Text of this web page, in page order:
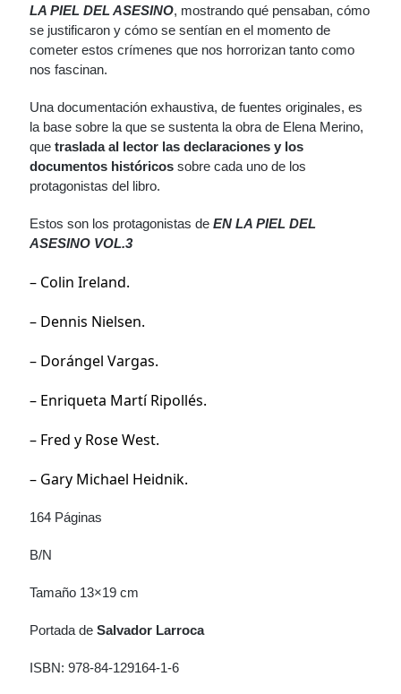
LA PIEL DEL ASESINO, mostrando qué pensaban, cómo
se justificaron y cómo se sentían en el momento de
cometer estos crímenes que nos horrorizan tanto como
nos fascinan.
Una documentación exhaustiva, de fuentes originales, es
la base sobre la que se sustenta la obra de Elena Merino,
quetraslada al lector las declaraciones y los
documentos históricos sobre cada uno de los
protagonistas del libro.
Estos son los protagonistas deEN LA PIEL DEL
ASESINO VOL.3
– Colin Ireland.
– Dennis Nielsen.
– Dorángel Vargas.
– Enriqueta Martí Ripollés.
– Fred y Rose West.
– Gary Michael Heidnik.
164 Páginas
B/N
Tamaño 13×19 cm
Portada deSalvador Larroca
ISBN: 978-84-129164-1-6